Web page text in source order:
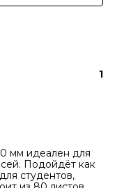
1
мм идеален для
Подойдёт как
студентов,